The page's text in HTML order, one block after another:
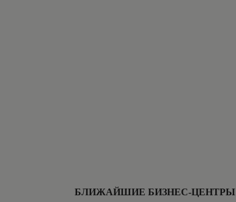
БЛИЖАЙШИЕ БИЗНЕС-ЦЕНТРЫ